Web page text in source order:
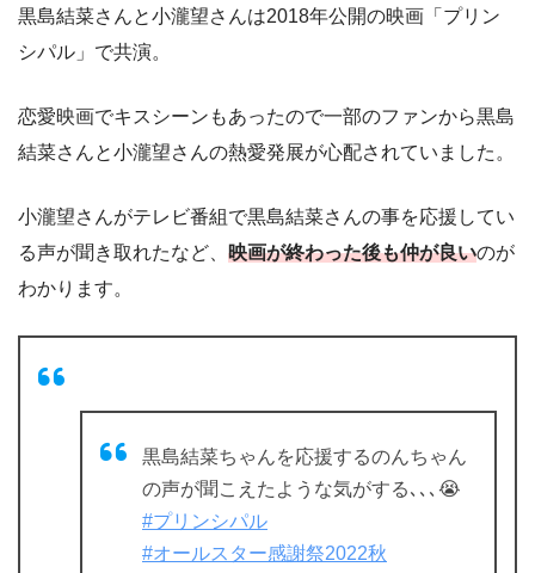
黒島結菜さんと小瀧望さんは2018年公開の映画「プリン
シパル」で共演。
恋愛映画でキスシーンもあったので一部のファンから黒島
結菜さんと小瀧望さんの熱愛発展が心配されていました。
小瀧望さんがテレビ番組で黒島結菜さんの事を応援してい
る声が聞き取れたなど、 映画が終わった後も仲が良いのが
わかります。
黒島結菜ちゃんを応援するのんちゃん
の声が聞こえたような気がする､､､😭
#プリンシパル
#オールスター感謝祭2022秋